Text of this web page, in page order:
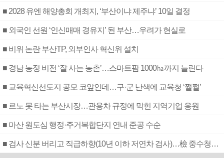
■ 2028 유엔 해양총회 개최지, ‘부산이냐 제주냐’ 10일 결정
■ 외국인 선원 ‘인신매매 경유지’ 된 부산…우려가 현실로
■ 비위 논란 부산TP, 외부인사 혁신위 설치
■ 경남 농정 비전 ‘잘 사는 농촌’…스마트팜 1000㏊까지 늘린다
■ 교육혁신선도지 공모 코앞인데…구·군 난색에 교육청 ‘쩔쩔’
■ 르노 못 타는 부산시장…관용차 규정에 막힌 지역기업 응원
■ 마산 원도심 행정·주거복합단지 연내 준공 수순
■ 검사 신분 버리고 직급하향(10년 이하 저연차 검사)…檢 중수청행 기피